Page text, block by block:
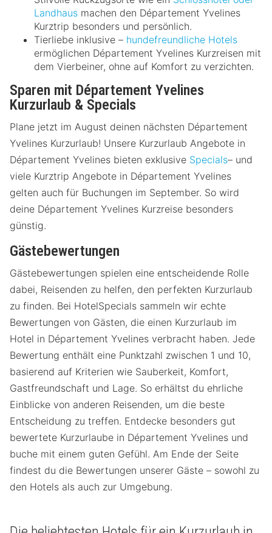
Landhaus machen den Département Yvelines
Kurztrip besonders und persönlich.
Tierliebe inklusive – hundefreundliche Hotels
ermöglichen Département Yvelines Kurzreisen mit
dem Vierbeiner, ohne auf Komfort zu verzichten.
Sparen mit Département Yvelines
Kurzurlaub & Specials
Plane jetzt im August deinen nächsten Département
Yvelines Kurzurlaub! Unsere Kurzurlaub Angebote in
Département Yvelines bieten exklusive Specials– und
viele Kurztrip Angebote in Département Yvelines
gelten auch für Buchungen im September. So wird
deine Département Yvelines Kurzreise besonders
günstig.
Gästebewertungen
Gästebewertungen spielen eine entscheidende Rolle
dabei, Reisenden zu helfen, den perfekten Kurzurlaub
zu finden. Bei HotelSpecials sammeln wir echte
Bewertungen von Gästen, die einen Kurzurlaub im
Hotel in Département Yvelines verbracht haben. Jede
Bewertung enthält eine Punktzahl zwischen 1 und 10,
basierend auf Kriterien wie Sauberkeit, Komfort,
Gastfreundschaft und Lage. So erhältst du ehrliche
Einblicke von anderen Reisenden, um die beste
Entscheidung zu treffen. Entdecke besonders gut
bewertete Kurzurlaube in Département Yvelines und
buche mit einem guten Gefühl. Am Ende der Seite
findest du die Bewertungen unserer Gäste – sowohl zu
den Hotels als auch zur Umgebung.